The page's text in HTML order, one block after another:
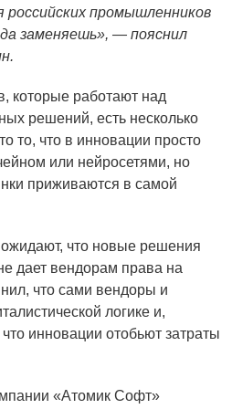
российских промышленников
заменяешь», — пояснил
которые работают над
решений, есть несколько
то, что в инновации просто
или нейросетями, но
приживаются в самой
ожидают, что новые решения
дает вендорам права на
что сами вендоры и
логике и,
инновации отобьют затраты
«Атомик Софт»